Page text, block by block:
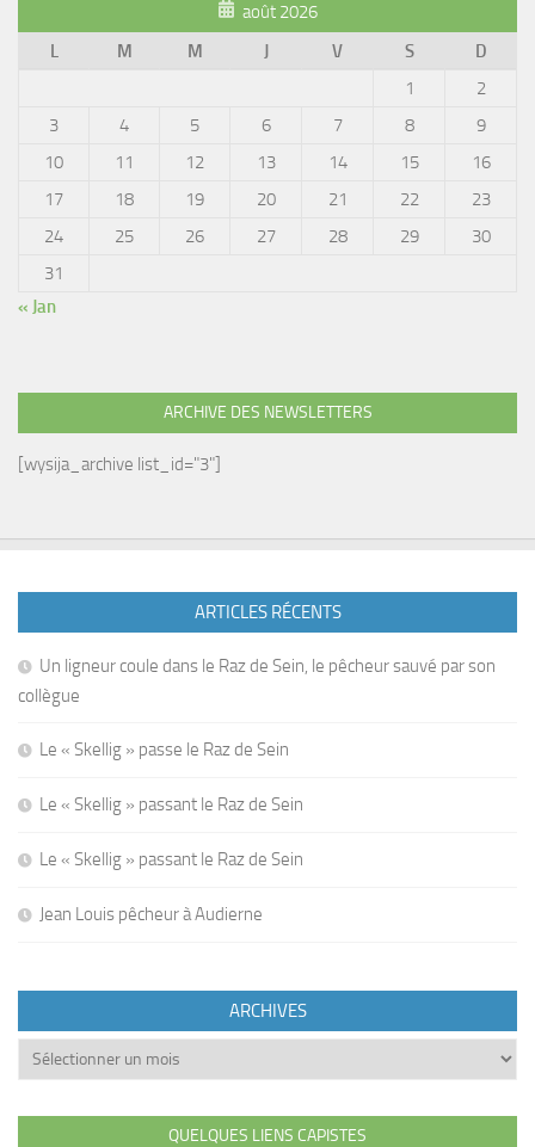
août 2026
L
M M J V S
D
1
2
3
4 5 6 7 8
9
10
11 12 13 14 15
16
17
18 19 20 21 22
23
24
25 26 27 28 29
30
31
« Jan
ARCHIVE DES NEWSLETTERS
[wysija_archive list_id="3"]
ARTICLES RÉCENTS
Un ligneur coule dans le Raz de Sein, le pêcheur sauvé par son
collègue
Le « Skellig » passe le Raz de Sein
Le « Skellig » passant le Raz de Sein
Le « Skellig » passant le Raz de Sein
Jean Louis pêcheur à Audierne
ARCHIVES
Archives
QUELQUES LIENS CAPISTES